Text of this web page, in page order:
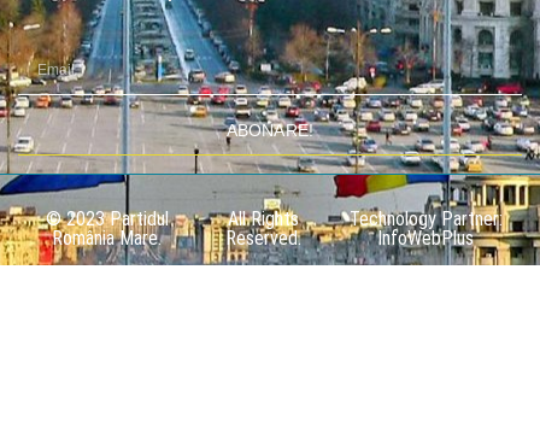
ABONARE!
© 2023 Partidul
România Mare.
All Rights
Reserved.
Technology Partner:
InfoWebPlus